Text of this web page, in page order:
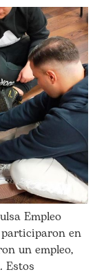
Empleo
participaron en
un empleo,
Estos